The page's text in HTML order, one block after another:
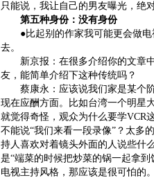
只能说，我让自己的男友曝光，绝
第五种身份：没有身份
●比起别的作家我可能更会做电
去。
新京报：在很多介绍你的文章中
友，能简单介绍下这种传统吗？
蔡康永：应该说我们家是某个阶
现在应酬方面。比如台湾一个明星
就觉得奇怪，观众为什么要学VCR
不能说“我们来看一段录像”？太多
持人喜欢对着镜头外面的人说些什
是“端菜的时候把炒菜的锅一起拿
电视主持风格，那应该是很可怕的。